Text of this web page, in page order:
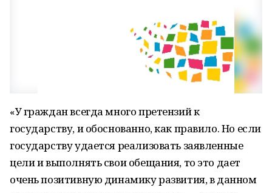
«У граждан всегда много претензий к
государству, и обоснованно, как правило. Но если
государству удается реализовать заявленные
цели и выполнять свои обещания, то это дает
очень позитивную динамику развития, в данном